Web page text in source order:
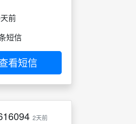
前
短信
看短信
2天前